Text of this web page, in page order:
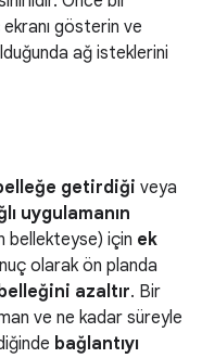
gösterin ve
ağ isteklerini
getirdiği veya
uygulamanın
bellekteyse) için ek
olarak ön planda
azaltır. Bir
ve ne kadar süreyle
bağlantıyı